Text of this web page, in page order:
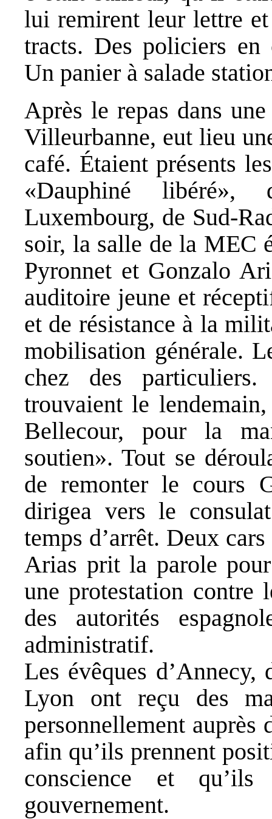
lui remirent leur lettre
tracts. Des policiers
Un panier à salade
Après le repas dans
Villeurbanne, eut lieu
café. Étaient présents
«Dauphiné
Luxembourg, de
soir, la salle de la MEC
Pyronnet et Gonzalo
auditoire jeune et
et de résistance à la
mobilisation générale.
chez des
trouvaient le
Bellecour, pour la
soutien». Tout se
de remonter le cours
dirigea vers le
temps d’arrêt. Deux
Arias prit la parole
une protestation contre
des autorités
administratif.
Les évêques d’Annecy,
Lyon ont reçu des
personnellement auprès
afin qu’ils prennent
conscience et
gouvernement.